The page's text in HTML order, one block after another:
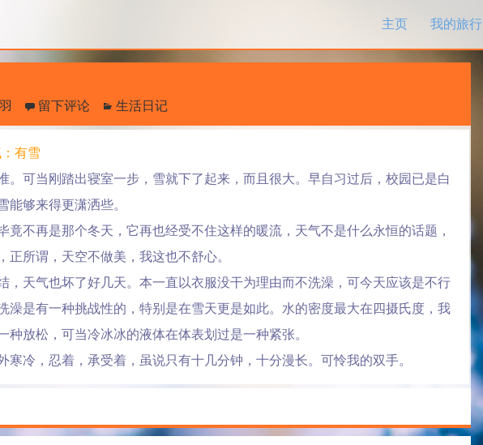
主页
我的旅行
留下评论 生活日记
有雪
可当刚踏出寝室一步，雪就下了起来，而且很大。早自习过后，校园已是白
能够来得更潇洒些。
不再是那个冬天，它再也经受不住这样的暖流，天气不是什么永恒的话题，
所谓，天空不做美，我这也不舒心。
天气也坏了好几天。本一直以衣服没干为理由而不洗澡，可今天应该是不行
澡是有一种挑战性的，特别是在雪天更是如此。水的密度最大在四摄氏度，我
放松，可当冷冰冰的液体在体表划过是一种紧张。
寒冷，忍着，承受着，虽说只有十几分钟，十分漫长。可怜我的双手。